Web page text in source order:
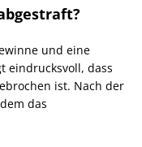
und eine
eindrucksvoll, dass
ist. Nach der
das